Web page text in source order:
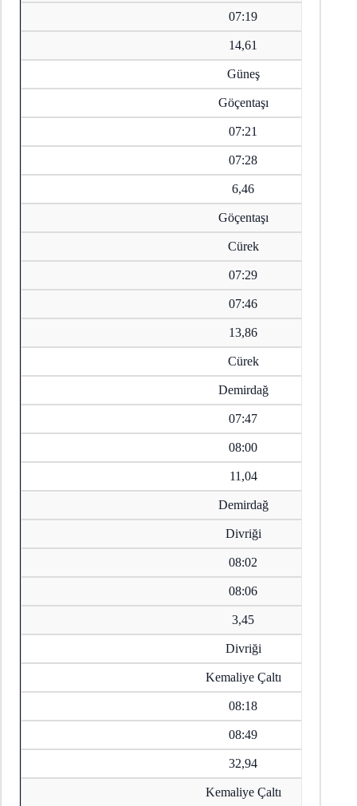
07:19
14,61
Güneş
Göçentaşı
07:21
07:28
6,46
Göçentaşı
Cürek
07:29
07:46
13,86
Cürek
Demirdağ
07:47
08:00
11,04
Demirdağ
Divriği
08:02
08:06
3,45
Divriği
Kemaliye Çaltı
08:18
08:49
32,94
Kemaliye Çaltı